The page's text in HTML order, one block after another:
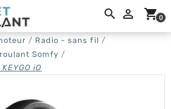
 shopping_cart0
Radio - sans fil
Somfy
iO